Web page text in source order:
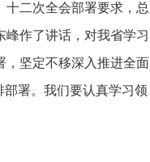
二次全会部署要求，总
峰作了讲话，对我省学习
，坚定不移深入推进全面
署。我们要认真学习领